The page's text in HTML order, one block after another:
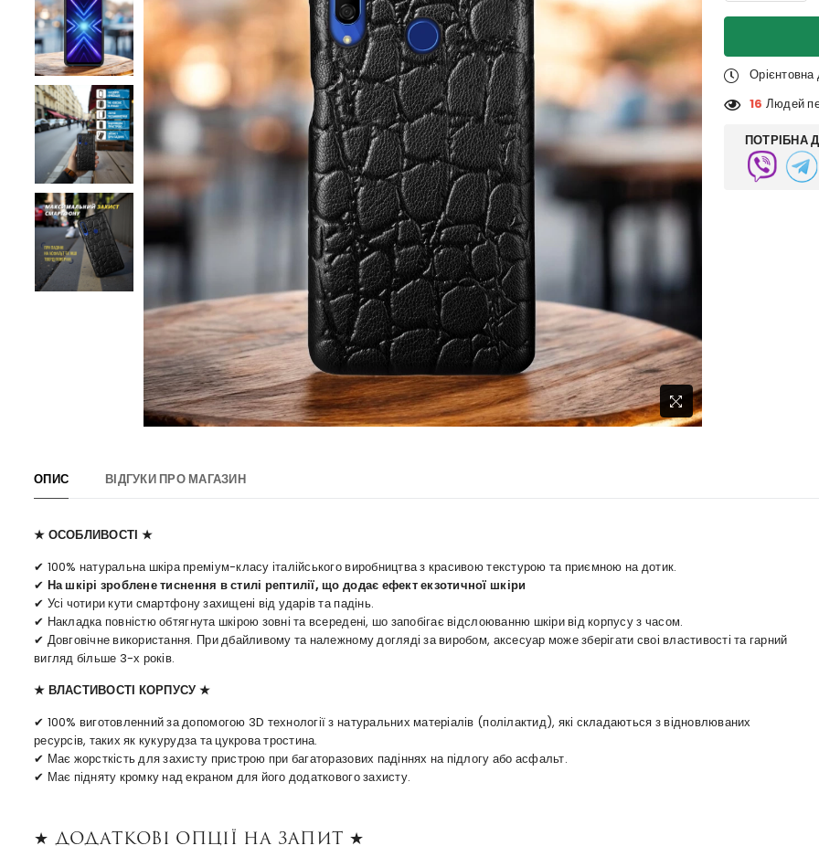
16 Людей
ПОТРІБНА
ОПИС ВІДГУКИ ПРО МАГАЗИН
★ ОСОБЛИВОСТІ ★
✔ 100% натуральна шкіра преміум-класу італійського виробництва з красивою текстурою та приємною на дотик.
✔ На шкірі зроблене тиснення в стилі рептилії, що додає ефект екзотичної шкіри
✔ Усі чотири кути смартфону захищені від ударів та падінь.
✔ Накладка повністю обтягнута шкірою зовні та всередені, шо запобігає відслоюванню шкіри від корпусу з часом.
✔ Довговічне використання. При дбайливому та належному догляді за виробом, аксесуар може зберігати своі властивості та гарний
вигляд більше 3-х років.
★ ВЛАСТИВОСТІ КОРПУСУ ★
✔ 100% виготовленний за допомогою 3D технології з натуральних матеріалів (полілактид), які складаються з відновлюваних
ресурсів, таких як кукурудза та цукрова тростина.
✔ Має жорсткість для захисту пристрою при багаторазових падіннях на підлогу або асфальт.
✔ Має підняту кромку над екраном для його додаткового захисту.
★ Додаткові опції на запит ★